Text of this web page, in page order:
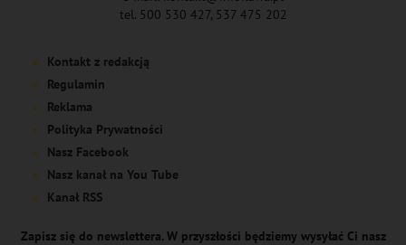
tel. 500 530 427, 537 475 202
Kontakt z redakcją
Regulamin
Reklama
Polityka Prywatności
Nasz Facebook
Nasz kanał na You Tube
Kanał RSS
Zapisz się do newslettera. W przyszłości będziemy wysyłać Ci nasz